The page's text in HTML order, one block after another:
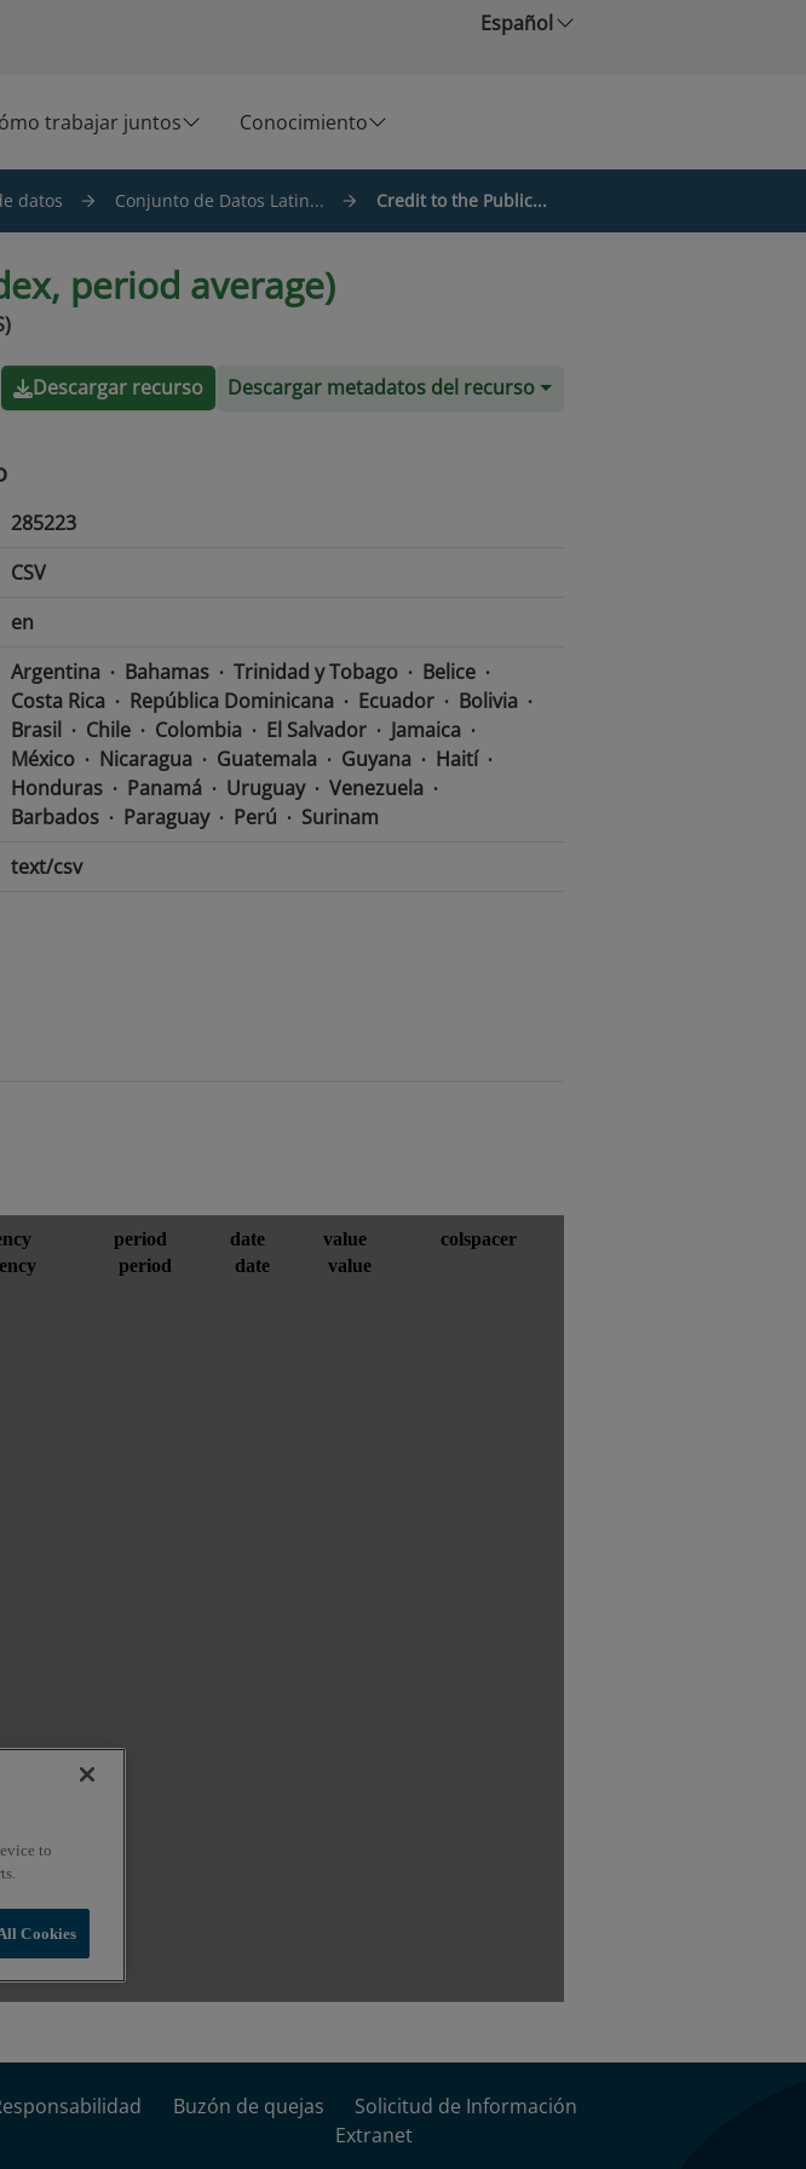
Español
trabajar juntos Conocimiento
datos Conjunto de Datos Latin... Credit to the Public...
period average)
Descargar recurso Descargar metadatos del recurso
285223
CSV
en
Argentina Bahamas Trinidad y Tobago
Belice
Costa Rica
República Dominicana Ecuador
Bolivia
Brasil
Chile Colombia El Salvador
Jamaica
México
Nicaragua Guatemala Guyana
Haití
Honduras
Panamá Uruguay
Venezuela
Barbados
Paraguay Perú
Surinam
text/csv
Buzón de quejas
Solicitud de Información
Extranet